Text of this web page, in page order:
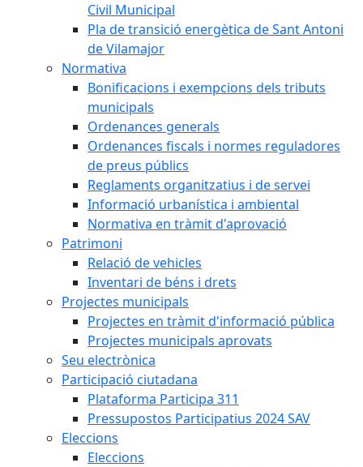
Civil Municipal
Pla de transició energètica de Sant Antoni
de Vilamajor
Normativa
Bonificacions i exempcions dels tributs
municipals
Ordenances generals
Ordenances fiscals i normes reguladores
de preus públics
Reglaments organitzatius i de servei
Informació urbanística i ambiental
Normativa en tràmit d'aprovació
Patrimoni
Relació de vehicles
Inventari de béns i drets
Projectes municipals
Projectes en tràmit d'informació pública
Projectes municipals aprovats
Seu electrònica
Participació ciutadana
Plataforma Participa 311
Pressupostos Participatius 2024 SAV
Eleccions
Eleccions